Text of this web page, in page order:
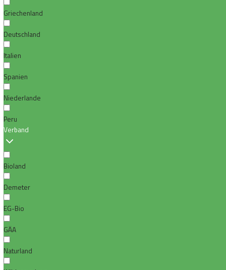
Griechenland
Deutschland
Italien
Spanien
Niederlande
Peru
Verband
Bioland
Demeter
EG-Bio
GÄA
Naturland